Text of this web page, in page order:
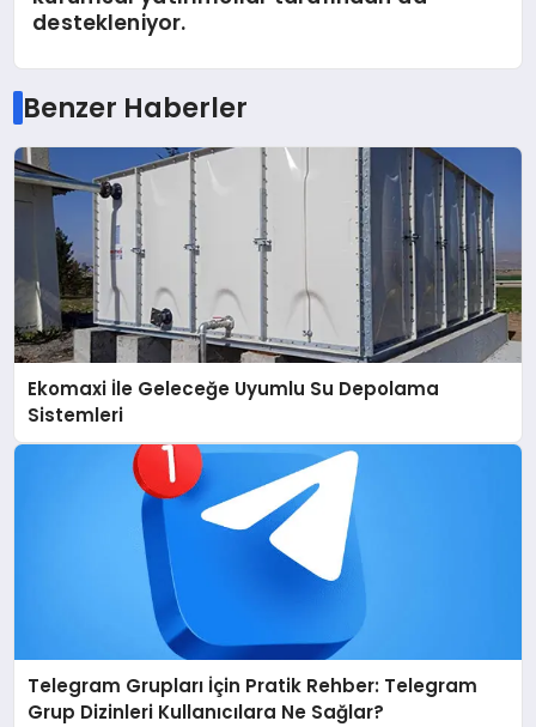
destekleniyor.
Benzer Haberler
Ekomaxi İle Geleceğe Uyumlu Su Depolama
Sistemleri
Telegram Grupları İçin Pratik Rehber: Telegram
Grup Dizinleri Kullanıcılara Ne Sağlar?